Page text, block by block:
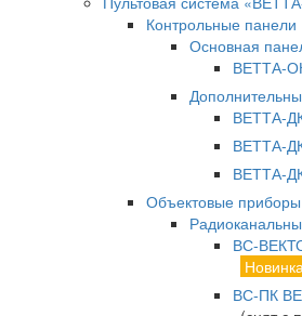
Контрольные панели
Основная
ВЕТТА-
ВЕТТА-
ВЕТТА-
ВЕТТА-
Объектовые приборы
ВС-
ВС-ПК